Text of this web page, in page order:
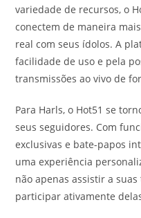
variedade de recursos, o
conectem de maneira
real com seus ídolos. A
facilidade de uso e pela
transmissões ao vivo de
Para Harls, o Hot51 se
seus seguidores. Com
exclusivas e bate-papos
uma experiência
não apenas assistir a
participar ativamente